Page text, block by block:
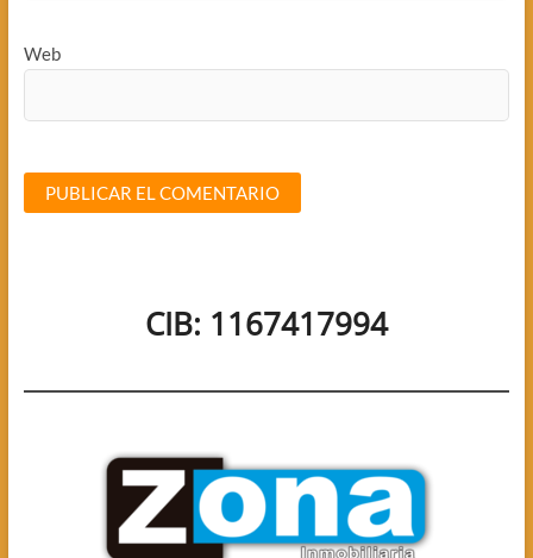
Web
CIB: 1167417994